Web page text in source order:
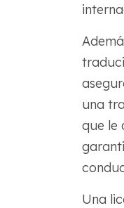
una
que le
Una